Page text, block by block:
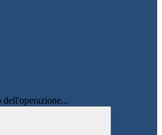
dell'operazione...